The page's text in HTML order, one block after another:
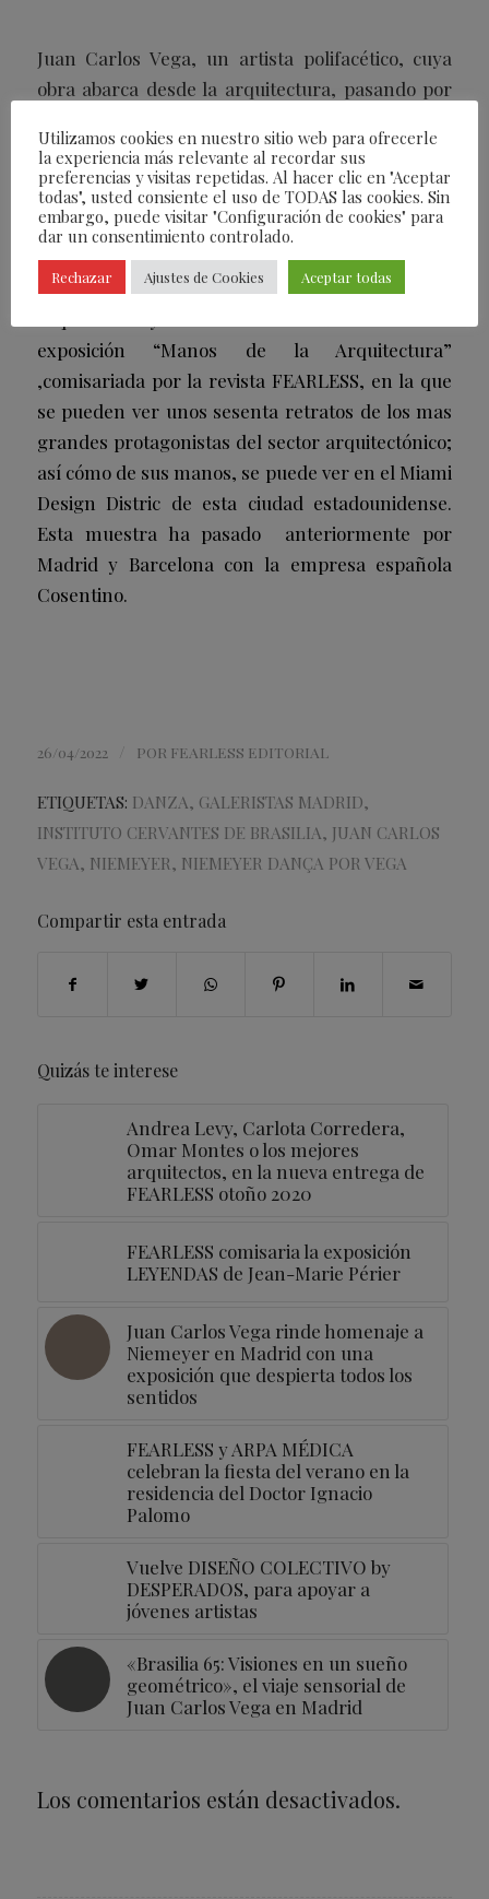
Juan Carlos Vega, un artista polifacético, cuya
obra abarca desde la arquitectura, pasando por
pasiones
Juan Carlos Vega, que ha realizado exposiciones
en Miami, Madrid, Paris, Valencia, Oviedo y
Barcelona, entre otras ciudades, se ha formado
durante más de una década como fotógrafo de
exposición “Manos de la Arquitectura”
,comisariada por la revista FEARLESS, en la que
se pueden ver unos sesenta retratos de los mas
grandes protagonistas del sector arquitectónico;
así cómo de sus manos, se puede ver en el Miami
Design Distric de esta ciudad estadounidense.
Esta muestra ha pasado anteriormente por
Madrid y Barcelona con la empresa española
Cosentino.
26/04/2022 POR FEARLESS EDITORIAL
ETIQUETAS: DANZA, GALERISTAS MADRID,
INSTITUTO CERVANTES DE BRASILIA, JUAN CARLOS
VEGA, NIEMEYER, NIEMEYER DANÇA POR VEGA
Compartir esta entrada
Quizás te interese
Andrea Levy, Carlota Corredera,
Omar Montes o los mejores
arquitectos, en la nueva entrega de
FEARLESS otoño 2020
FEARLESS comisaria la exposición
LEYENDAS de Jean-Marie Périer
Juan Carlos Vega rinde homenaje a
Niemeyer en Madrid con una
exposición que despierta todos los
sentidos
FEARLESS y ARPA MÉDICA
celebran la fiesta del verano en la
residencia del Doctor Ignacio
Palomo
Vuelve DISEÑO COLECTIVO by
DESPERADOS, para apoyar a
jóvenes artistas
«Brasilia 65: Visiones en un sueño
geométrico», el viaje sensorial de
Juan Carlos Vega en Madrid
Los comentarios están desactivados.
Utilizamos cookies en nuestro sitio web para ofrecerle
la experiencia más relevante al recordar sus
preferencias y visitas repetidas. Al hacer clic en "Aceptar
todas", usted consiente el uso de TODAS las cookies. Sin
embargo, puede visitar "Configuración de cookies" para
dar un consentimiento controlado.
Rechazar Ajustes de Cookies Aceptar todas